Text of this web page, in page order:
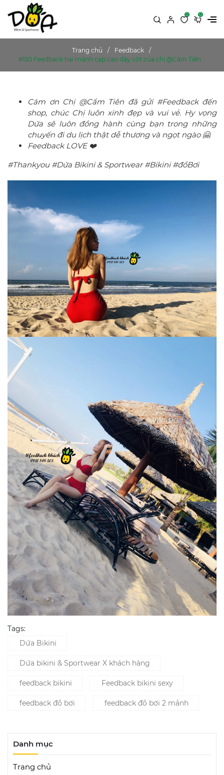
0 0
Trang chủ
Feedback
#150 Feedback hai mảnh cạp cao dây cột của chị @Cẩm Tiên
Cám ơn Chị @Cẩm Tiên đã gửi #Feedback đến
shop, chúc Chị luôn xinh đẹp và vui vẻ. Hy vọng
Dứa sẽ luôn đồng hành cùng bạn trong những
chuyến đi du lịch thật dễ thương và ngọt ngào 🤗
Feedback LOVE ❤️
#Thankyou #Dứa Bikini & Sportwear #Bikini #đồBơi
Tags:
Dứa Bikini
Dứa bikini & Sportwear X khách hàng
feedback bikini Feedback bikini sexy
feedback đồ bơi feedback đồ bơi 2 mảnh
Danh mục
Trang chủ